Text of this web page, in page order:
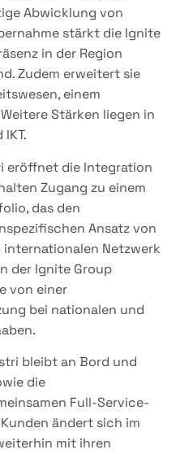
Abwicklung von
stärkt die Ignite
in der Region
Zudem erweitert sie
einem
Stärken liegen in
eröffnet die Integration
Zugang zu einem
das den
Ansatz von
internationalen Netzwerk
der Ignite Group
von einer
bei nationalen und
bleibt an Bord und
die
Full-Service-
ändert sich im
mit ihren